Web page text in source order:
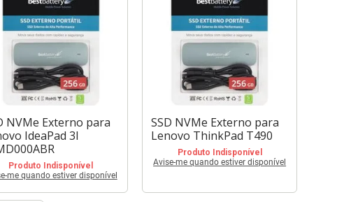
NVMe Externo para
IdeaPad 3I
Produto Indisponível
me quando estiver disponível
SSD NVMe Externo para
Lenovo ThinkPad T490
Produto Indisponível
Avise-me quando estiver disponível